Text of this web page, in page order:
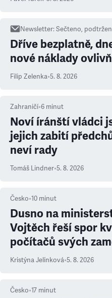
Newsletter:Sečteno,
Dříve bezplatně,
nové náklady
Filip Zelenka•5. 8. 2026
Zahraničí•6 minut
Noví íránští vládci
jejich zabití
neví rady
Tomáš Lindner•5. 8. 2026
Česko•10 minut
Dusno na
Vojtěch řeší spor
počítačů svých
Kristýna Jelínková•5. 8. 2026
Česko•17 minut